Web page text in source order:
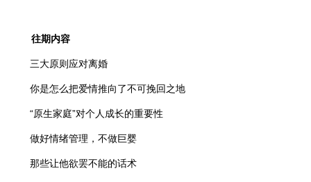
往期内容
三大原则应对离婚
你是怎么把爱情推向了不可挽回之地
“原生家庭”对个人成长的重要性
做好情绪管理，不做巨婴
那些让他欲罢不能的话术